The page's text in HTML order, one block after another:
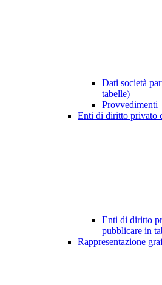
Dati società
tabelle)
Provvedimenti
Enti di diritto privato
Enti di diritto
pubblicare in
Rappresentazione